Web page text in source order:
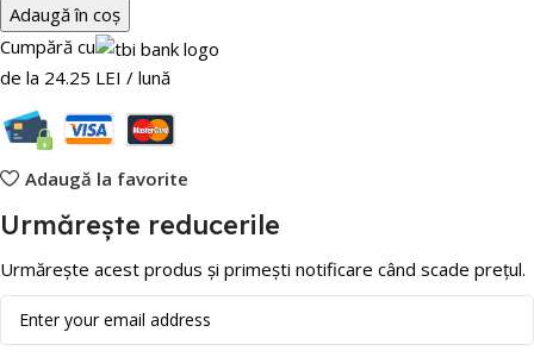
Adaugă în coș
Cumpără cu
de la 24.25 LEI / lună
Adaugă la favorite
Urmărește reducerile
Urmărește acest produs și primești notificare când scade prețul.